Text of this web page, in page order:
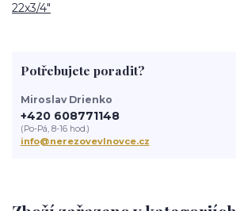
22x3/4"
Potřebujete poradit?
Miroslav Drienko
+420 608771148
(Po-Pá, 8-16 hod.)
info@nerezovevlnovce.cz